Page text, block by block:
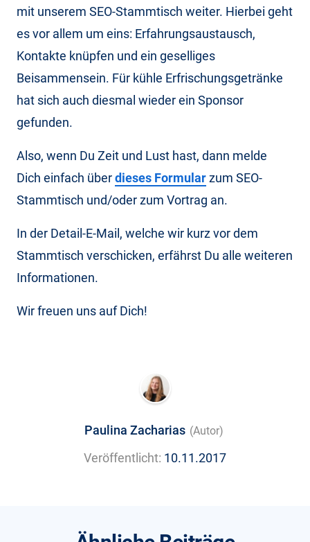
mit unserem SEO-Stammtisch weiter. Hierbei geht
es vor allem um eins: Erfahrungsaustausch,
Kontakte knüpfen und ein geselliges
Beisammensein. Für kühle Erfrischungsgetränke
hat sich auch diesmal wieder ein Sponsor
gefunden.
Also, wenn Du Zeit und Lust hast, dann melde
Dich einfach überdieses Formularzum SEO-
Stammtisch und/oder zum Vortrag an.
In der Detail-E-Mail, welche wir kurz vor dem
Stammtisch verschicken, erfährst Du alle weiteren
Informationen.
Wir freuen uns auf Dich!
Paulina Zacharias (Autor)
Veröffentlicht: 10.11.2017